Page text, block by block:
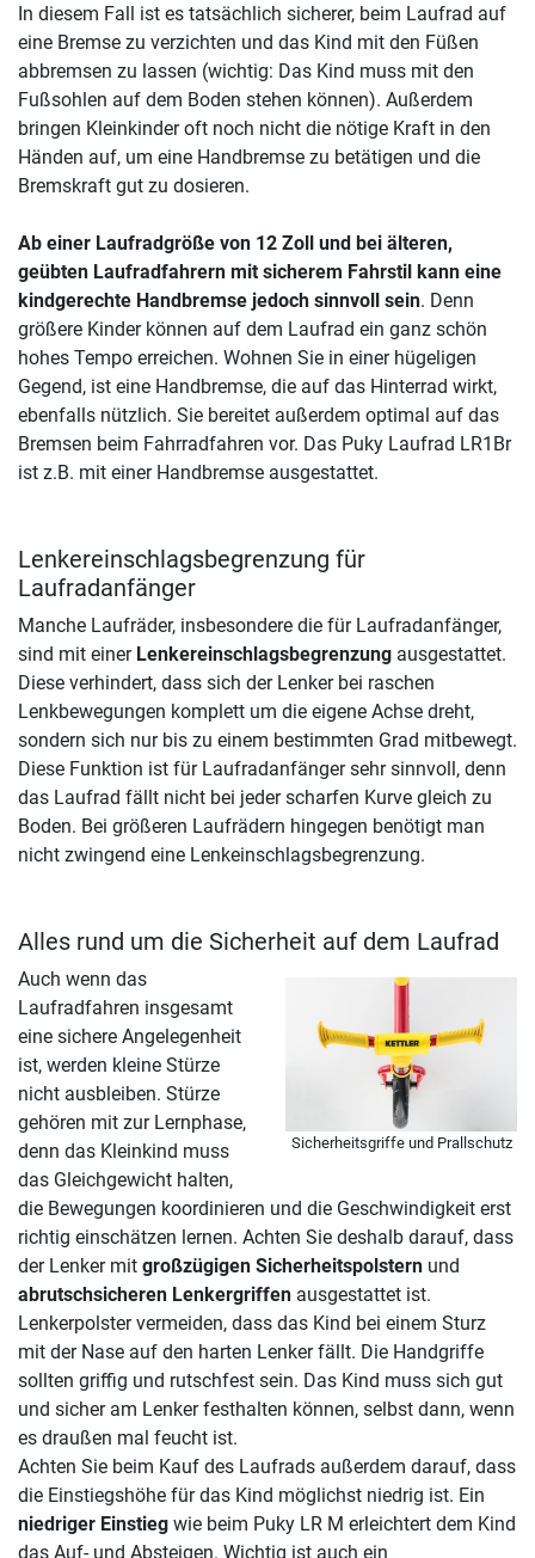
In diesem Fall ist es tatsächlich sicherer, beim Laufrad auf
eine Bremse zu verzichten und das Kind mit den Füßen
abbremsen zu lassen (wichtig: Das Kind muss mit den
Fußsohlen auf dem Boden stehen können). Außerdem
bringen Kleinkinder oft noch nicht die nötige Kraft in den
Händen auf, um eine Handbremse zu betätigen und die
Bremskraft gut zu dosieren.
Ab einer Laufradgröße von 12 Zoll und bei älteren,
geübten Laufradfahrern mit sicherem Fahrstil kann eine
kindgerechte Handbremse jedoch sinnvoll sein. Denn
größere Kinder können auf dem Laufrad ein ganz schön
hohes Tempo erreichen. Wohnen Sie in einer hügeligen
Gegend, ist eine Handbremse, die auf das Hinterrad wirkt,
ebenfalls nützlich. Sie bereitet außerdem optimal auf das
Bremsen beim Fahrradfahren vor. Das Puky Laufrad LR1Br
ist z.B. mit einer Handbremse ausgestattet.
Lenkereinschlagsbegrenzung für
Laufradanfänger
Manche Laufräder, insbesondere die für Laufradanfänger,
sind mit einer Lenkereinschlagsbegrenzung ausgestattet.
Diese verhindert, dass sich der Lenker bei raschen
Lenkbewegungen komplett um die eigene Achse dreht,
sondern sich nur bis zu einem bestimmten Grad mitbewegt.
Diese Funktion ist für Laufradanfänger sehr sinnvoll, denn
das Laufrad fällt nicht bei jeder scharfen Kurve gleich zu
Boden. Bei größeren Laufrädern hingegen benötigt man
nicht zwingend eine Lenkeinschlagsbegrenzung.
Alles rund um die Sicherheit auf dem Laufrad
Sicherheitsgriffe und Prallschutz
Auch wenn das
Laufradfahren insgesamt
eine sichere Angelegenheit
ist, werden kleine Stürze
nicht ausbleiben. Stürze
gehören mit zur Lernphase,
denn das Kleinkind muss
das Gleichgewicht halten,
die Bewegungen koordinieren und die Geschwindigkeit erst
richtig einschätzen lernen. Achten Sie deshalb darauf, dass
der Lenker mit großzügigen Sicherheitspolstern und
abrutschsicheren Lenkergriffen ausgestattet ist.
Lenkerpolster vermeiden, dass das Kind bei einem Sturz
mit der Nase auf den harten Lenker fällt. Die Handgriffe
sollten griffig und rutschfest sein. Das Kind muss sich gut
und sicher am Lenker festhalten können, selbst dann, wenn
es draußen mal feucht ist.
Achten Sie beim Kauf des Laufrads außerdem darauf, dass
die Einstiegshöhe für das Kind möglichst niedrig ist. Ein
niedriger Einstieg wie beim Puky LR M erleichtert dem Kind
das Auf- und Absteigen. Wichtig ist auch ein